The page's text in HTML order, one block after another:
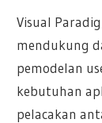
Visual
mendukung
pemodelan
kebutuhan
pelacakan